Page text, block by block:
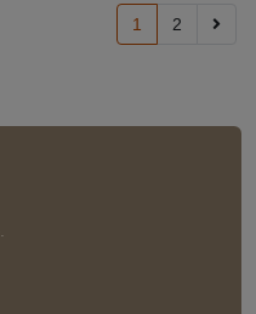
1 2